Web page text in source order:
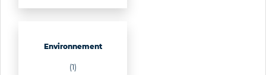
Environnement
(1)